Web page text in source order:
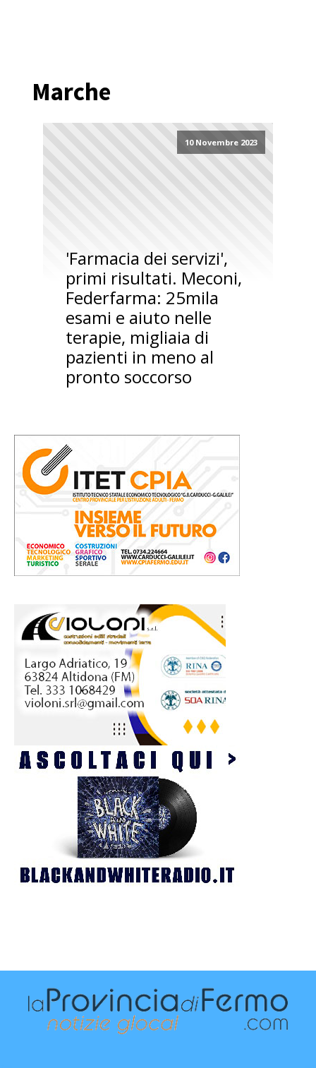
Marche
10 Novembre 2023
'Farmacia dei servizi',
primi risultati. Meconi,
Federfarma: 25mila
esami e aiuto nelle
terapie, migliaia di
pazienti in meno al
pronto soccorso